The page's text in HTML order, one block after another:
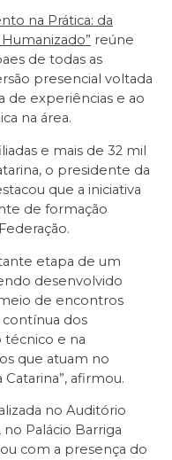
na Prática: da
reúne
de todas as
presencial voltada
de experiências e ao
na área.
e mais de 32 mil
o presidente da
que a iniciativa
de formação
etapa de um
desenvolvido
de encontros
contínua dos
técnico e na
que atuam no
afirmou.
no Auditório
Palácio Barriga
com a presença do